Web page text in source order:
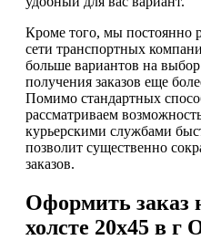
Кроме того, мы постоянно
сети транспортных
больше вариантов на
получения заказов еще
Помимо стандартных
рассматриваем
курьерскими службами
позволит существенно
заказов.
Оформить заказ
холсте 20х45 в г